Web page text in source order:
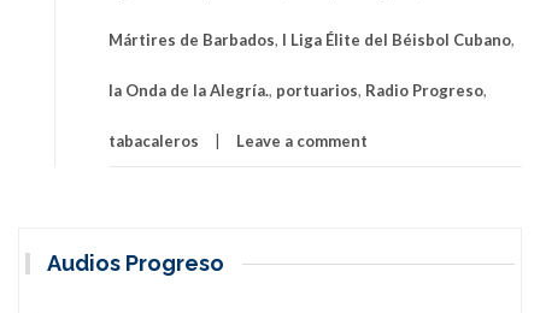
Mártires de Barbados, I Liga Élite del Béisbol Cubano,
la Onda de la Alegría., portuarios, Radio Progreso,
tabacaleros Leave a comment
Audios Progreso